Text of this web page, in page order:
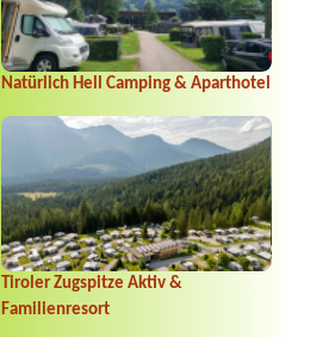
Natürlich Hell Camping & Aparthotel
Tiroler Zugspitze Aktiv &
Familienresort